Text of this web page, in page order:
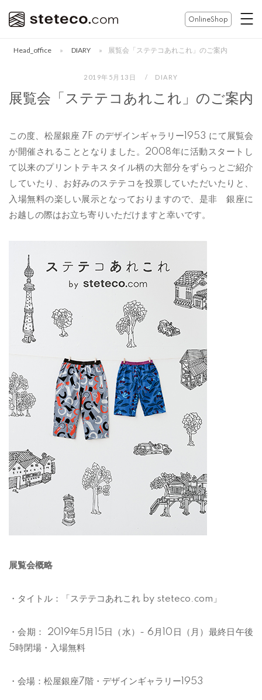
ホ
ー
OnlineShop
Head_office » DIARY » 展覧会「ステテコあれこれ」のご案内
2019年5月13日 DIARY
展覧会「ステテコあれこれ」のご案内
この度、松屋銀座 7F のデザインギャラリー1953 にて展覧会
が開催されることとなりました。2008年に活動スタートし
て以来のプリントテキスタイル柄の大部分をずらっとご紹介
していたり、お好みのステテコを投票していただいたりと、
入場無料の楽しい展示となっておりますので、是非 銀座に
お越しの際はお立ち寄りいただけますと幸いです。
展覧会概略
・タイトル：「ステテコあれこれ by steteco.com」
・会期： 2019年5月15日（水）- 6月10日（月）最終日午後
5時閉場・入場無料
・会場：松屋銀座7階・デザインギャラリー1953